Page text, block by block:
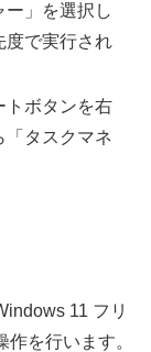
ー」を選択し
度で実行され
トボタンを右
「タスクマネ
11 フリ
を行います。